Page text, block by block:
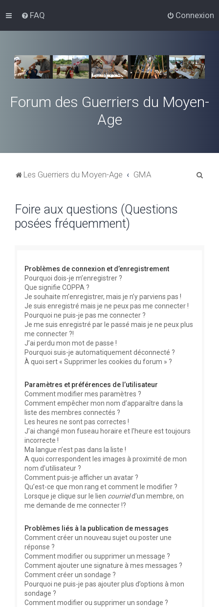
FAQ Connexion
Forum des Guerriers du Moyen-
Age
Les Guerriers du Moyen-Age GMA
Foire aux questions (Questions
posées fréquemment)
Problèmes de connexion et d’enregistrement
Pourquoi dois-je m’enregistrer ?
Que signifie COPPA ?
Je souhaite m’enregistrer, mais je n’y parviens pas !
Je suis enregistré mais je ne peux pas me connecter !
Pourquoi ne puis-je pas me connecter ?
Je me suis enregistré par le passé mais je ne peux plus
me connecter ?!
J’ai perdu mon mot de passe !
Pourquoi suis-je automatiquement déconnecté ?
À quoi sert « Supprimer les cookies du forum » ?
Paramètres et préférences de l’utilisateur
Comment modifier mes paramètres ?
Comment empêcher mon nom d’apparaître dans la
liste des membres connectés ?
Les heures ne sont pas correctes !
J’ai changé mon fuseau horaire et l’heure est toujours
incorrecte !
Ma langue n’est pas dans la liste !
A quoi correspondent les images à proximité de mon
nom d’utilisateur ?
Comment puis-je afficher un avatar ?
Qu’est-ce que mon rang et comment le modifier ?
Lorsque je clique sur le lien courrield’un membre, on
me demande de me connecter !?
Problèmes liés à la publication de messages
Comment créer un nouveau sujet ou poster une
réponse ?
Comment modifier ou supprimer un message ?
Comment ajouter une signature à mes messages ?
Comment créer un sondage ?
Pourquoi ne puis-je pas ajouter plus d’options à mon
sondage ?
Comment modifier ou supprimer un sondage ?